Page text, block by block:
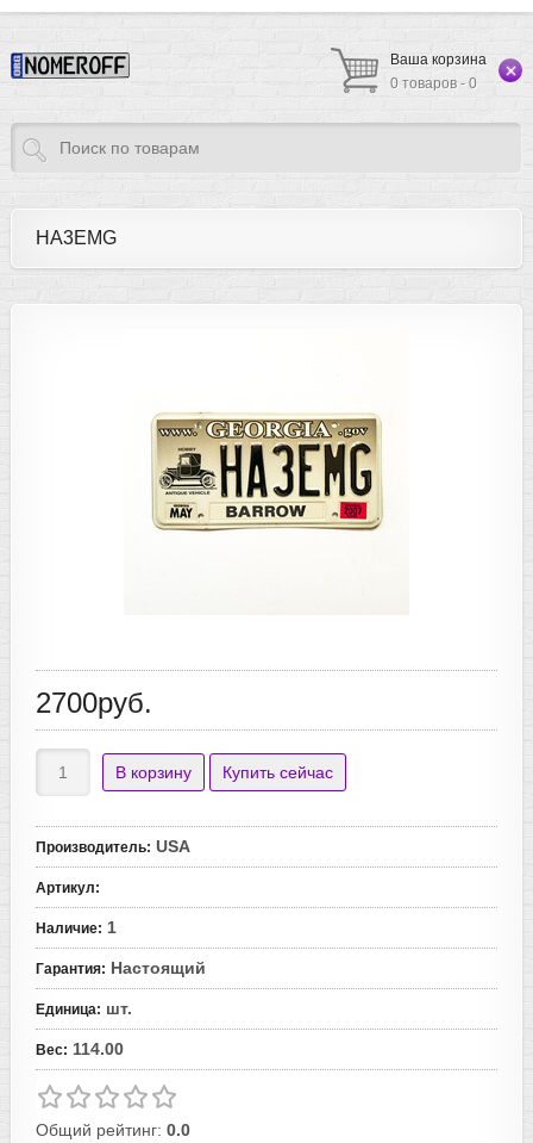
Ваша корзина
0 товаров - 0
HA3EMG
2700руб.
Производитель: USA
Артикул:
Наличие: 1
Гарантия: Настоящий
Единица: шт.
Вес: 114.00
Общий рейтинг: 0.0